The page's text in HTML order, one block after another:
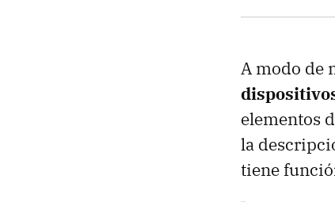
A modo de
elementos
la
tiene